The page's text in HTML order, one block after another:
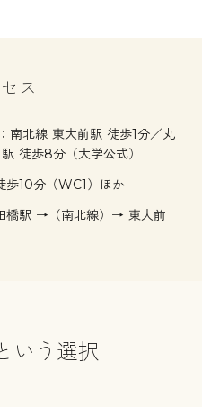
ス
南北線 東大前駅 徒歩1分／丸
徒歩8分（大学公式）
10分（WC1）ほか
橋駅 →（南北線）→ 東大前
いう選択